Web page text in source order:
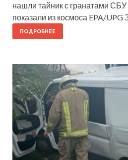
нашли тайник с гранатами
показали из космоса EPA/UPG
ПОДРОБНЕЕ